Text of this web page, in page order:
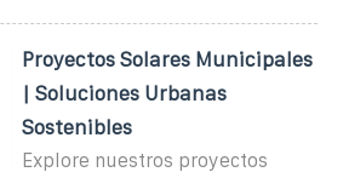
Proyectos Solares Municipales
| Soluciones Urbanas
Sostenibles
Explore nuestros proyectos